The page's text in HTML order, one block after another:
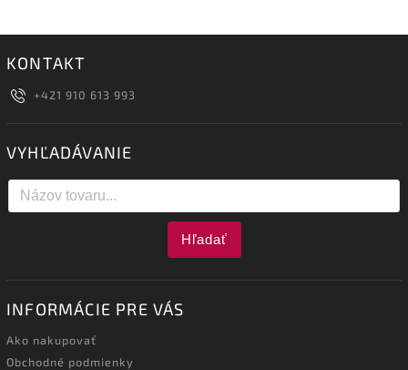
KONTAKT
+421 910 613 993
VYHĽADÁVANIE
Hľadať
INFORMÁCIE PRE VÁS
Ako nakupovať
Obchodné podmienky